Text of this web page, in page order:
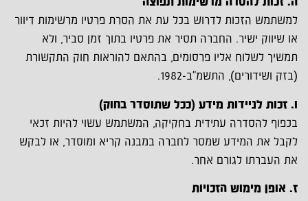
ה. זכות להסרה מרשימות תפוצה
למשתמש הזכות לדרוש בכל עת את הסרת פרטיו מרשימות דיוור
או שיווק ישיר. החברה תסיר את פרטיו בתוך זמן סביר, ולא
תמשיך לשלוח אליו פרסומים, בהתאם להוראות חוק התקשורת
(בזק ושידורים), התשמ"ב-1982.
ו. זכות לניידות מידע (ככל שתוסדר בחוק)
בכפוף להסדרה עתידית בחקיקה, המשתמש עשוי להיות זכאי
לקבל את המידע שמסר לחברה במבנה קריא ומוסדר, או לבקש
את העברתו לגורם אחר.
ז. אופן מימוש הזכויות